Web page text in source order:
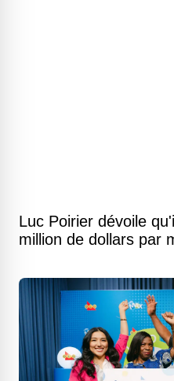
Luc Poirier dévoile
million de dollars par